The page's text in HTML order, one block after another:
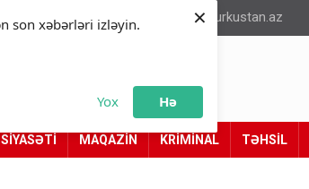
son xəbərləri izləyin.
Yox Hə
×
(012) 449 94 05 info@turkustan.az
MAQAZİN KRİMİNAL TƏHSİL